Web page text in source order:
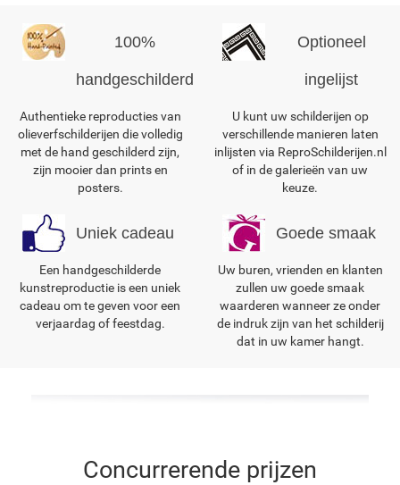
100%
handgeschilderd
Authentieke reproducties van
olieverfschilderijen die volledig
met de hand geschilderd zijn,
zijn mooier dan prints en
posters.
Optioneel
ingelijst
U kunt uw schilderijen op
verschillende manieren laten
inlijsten via ReproSchilderijen.nl
of in de galerieën van uw
keuze.
Uniek cadeau
Een handgeschilderde
kunstreproductie is een uniek
cadeau om te geven voor een
verjaardag of feestdag.
Goede smaak
Uw buren, vrienden en klanten
zullen uw goede smaak
waarderen wanneer ze onder
de indruk zijn van het schilderij
dat in uw kamer hangt.
Concurrerende prijzen